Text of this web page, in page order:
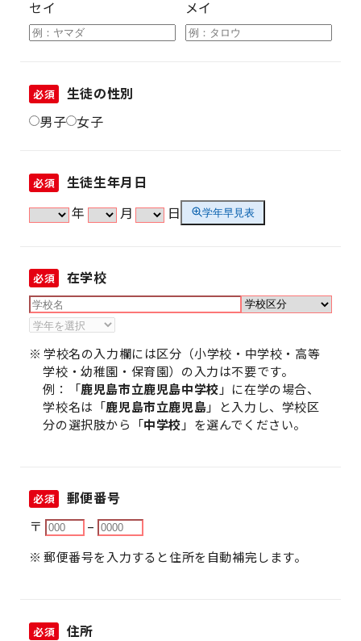
セイ
メイ
必須
生徒の性別
男子 女子
必須
生徒生年月日
年
月 日 学年早見表
必須 在学校
学校名の入力欄には区分（小学校・中学校・高等
学校・幼稚園・保育園）の入力は不要です。
例：「鹿児島市立鹿児島中学校 」に在学の場合、
学校名は「鹿児島市立鹿児島」と入力し、学校区
分の選択肢から「中学校 」を選んでください。
必須
郵便番号
〒
–
郵便番号を入力すると住所を自動補完します。
必須 住所